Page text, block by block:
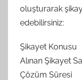
oluşturarak
edebilirsiniz:
Şikayet Konusu
Alınan Şikayet
Çözüm Süresi